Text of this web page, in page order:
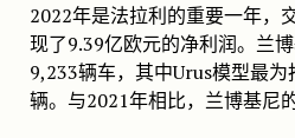
2022年是法拉利的重要一年，
现了9.39亿欧元的净利润。兰
9,233辆车，其中Urus模型最
辆。与2021年相比，兰博基尼